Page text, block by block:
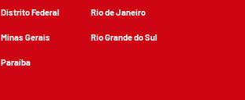
Distrito Federal
Minas Gerais
Paraíba
Rio de Janeiro
Rio Grande do Sul